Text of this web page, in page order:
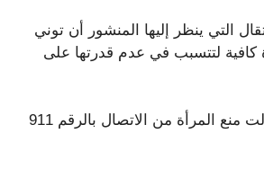
التي ينظر إليها المنشور أن توني
كافية لتتسبب في عدم قدرتها على
يزعم أن توني حاولت منع المرأة من الاتصال بالرقم 911